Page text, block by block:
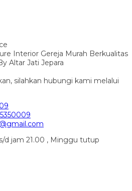
Interior Gereja Murah Berkualitas
Altar Jati Jepara
silahkan hubungi kami melalui
d jam 21.00 , Minggu tutup